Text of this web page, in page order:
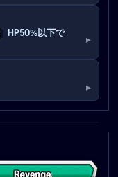
HP50%以下で
▸
▸